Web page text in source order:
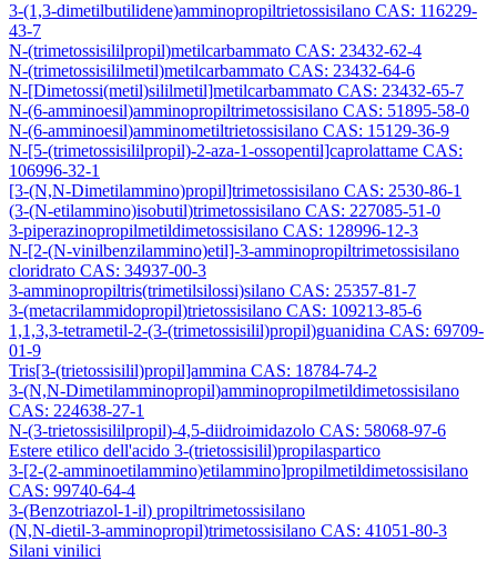
3-(1,3-dimetilbutilidene)amminopropiltrietossisilano CAS: 116229-
43-7
N-(trimetossisililpropil)metilcarbammato CAS: 23432-62-4
N-(trimetossisililmetil)metilcarbammato CAS: 23432-64-6
N-[Dimetossi(metil)sililmetil]metilcarbammato CAS: 23432-65-7
N-(6-amminoesil)amminopropiltrimetossisilano CAS: 51895-58-0
N-(6-amminoesil)amminometiltrietossisilano CAS: 15129-36-9
N-[5-(trimetossisililpropil)-2-aza-1-ossopentil]caprolattame CAS:
106996-32-1
[3-(N,N-Dimetilammino)propil]trimetossisilano CAS: 2530-86-1
(3-(N-etilammino)isobutil)trimetossisilano CAS: 227085-51-0
3-piperazinopropilmetildimetossisilano CAS: 128996-12-3
N-[2-(N-vinilbenzilammino)etil]-3-amminopropiltrimetossisilano
cloridrato CAS: 34937-00-3
3-amminopropiltris(trimetilsilossi)silano CAS: 25357-81-7
3-(metacrilammidopropil)trietossisilano CAS: 109213-85-6
1,1,3,3-tetrametil-2-(3-(trimetossisilil)propil)guanidina CAS: 69709-
01-9
Tris[3-(trietossisilil)propil]ammina CAS: 18784-74-2
3-(N,N-Dimetilamminopropil)amminopropilmetildimetossisilano
CAS: 224638-27-1
N-(3-trietossisililpropil)-4,5-diidroimidazolo CAS: 58068-97-6
Estere etilico dell'acido 3-(trietossisilil)propilaspartico
3-[2-(2-amminoetilammino)etilammino]propilmetildimetossisilano
CAS: 99740-64-4
3-(Benzotriazol-1-il) propiltrimetossisilano
(N,N-dietil-3-amminopropil)trimetossisilano CAS: 41051-80-3
Silani vinilici